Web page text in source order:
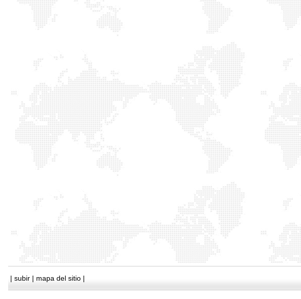
| subir | mapa del sitio |